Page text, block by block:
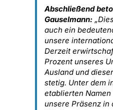
Abschließend
Gauselmann:
auch ein
unsere
Derzeit
Prozent unseres
Ausland und
stetig. Unter dem
etablierten
unsere Präsenz in